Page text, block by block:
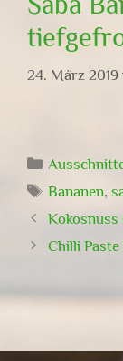
24. März 2019
Kategorien
Bananen,
Kokosnuss
Chilli